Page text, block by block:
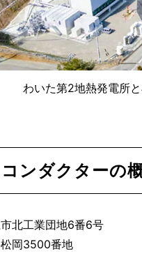
わいた第2地熱発電所
ンダクターの
北工業団地6番6号
岡3500番地